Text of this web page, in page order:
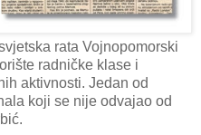
rata Vojnopomorski
radničke klase i
aktivnosti. Jedan od
koji se nije odvajao od